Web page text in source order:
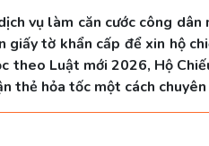
vụ làm căn cước công
tờ khẩn cấp để xin hộ
theo Luật mới 2026, Hộ
thẻ hỏa tốc một cách